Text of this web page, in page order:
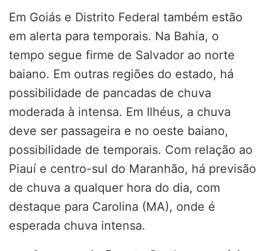
Em Goiás e Distrito Federal também estão
em alerta para temporais. Na Bahia, o
tempo segue firme de Salvador ao norte
baiano. Em outras regiões do estado, há
possibilidade de pancadas de chuva
moderada à intensa. Em Ilhéus, a chuva
deve ser passageira e no oeste baiano,
possibilidade de temporais. Com relação ao
Piauí e centro-sul do Maranhão, há previsão
de chuva a qualquer hora do dia, com
destaque para Carolina (MA), onde é
esperada chuva intensa.